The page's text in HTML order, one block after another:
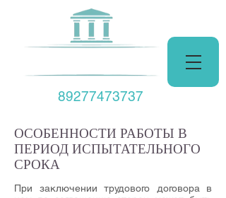
89277473737
ОСОБЕННОСТИ РАБОТЫ В
ПЕРИОД ИСПЫТАТЕЛЬНОГО
СРОКА
При заключении трудового договора в